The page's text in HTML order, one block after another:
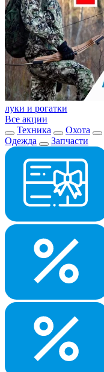
луки и рогатки
Все акции
Техника
Охота
Одежда
Запчасти